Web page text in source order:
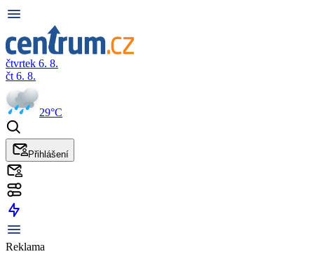
čtvrtek 6. 8.
čt 6. 8.
29°C
Přihlášení
Reklama